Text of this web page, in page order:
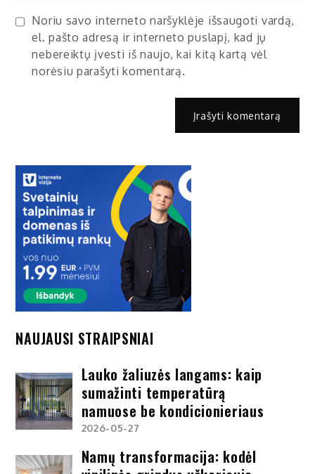
Noriu savo interneto naršyklėje išsaugoti vardą,
el. pašto adresą ir interneto puslapį, kad jų
nebereiktų įvesti iš naujo, kai kitą kartą vėl
norėsiu parašyti komentarą.
NAUJAUSI STRAIPSNIAI
Lauko žaliuzės langams: kaip
sumažinti temperatūrą
namuose be kondicionieriaus
2026-05-27
Namų transformacija: kodėl